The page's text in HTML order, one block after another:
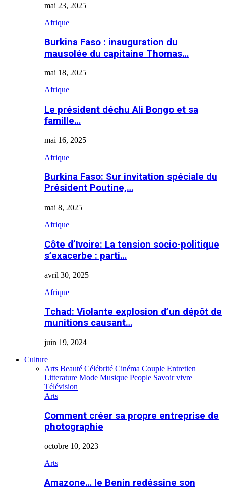
mai 23, 2025
Afrique
Burkina Faso : inauguration du
mausolée du capitaine Thomas…
mai 18, 2025
Afrique
Le président déchu Ali Bongo et sa
famille…
mai 16, 2025
Afrique
Burkina Faso: Sur invitation spéciale du
Président Poutine,…
mai 8, 2025
Afrique
Côte d’Ivoire: La tension socio-politique
s’exacerbe : parti…
avril 30, 2025
Afrique
Tchad: Violante explosion d’un dépôt de
munitions causant…
juin 19, 2024
Culture
Arts Beauté Célébrité Cinéma Couple Entretien
Litterature Mode Musique People Savoir vivre
Télévision
Arts
Comment créer sa propre entreprise de
photographie
octobre 10, 2023
Arts
Amazone… le Benin redéssine son